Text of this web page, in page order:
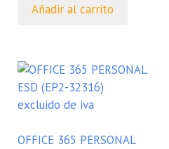
Añadir al carrito
OFFICE 365 PERSONAL